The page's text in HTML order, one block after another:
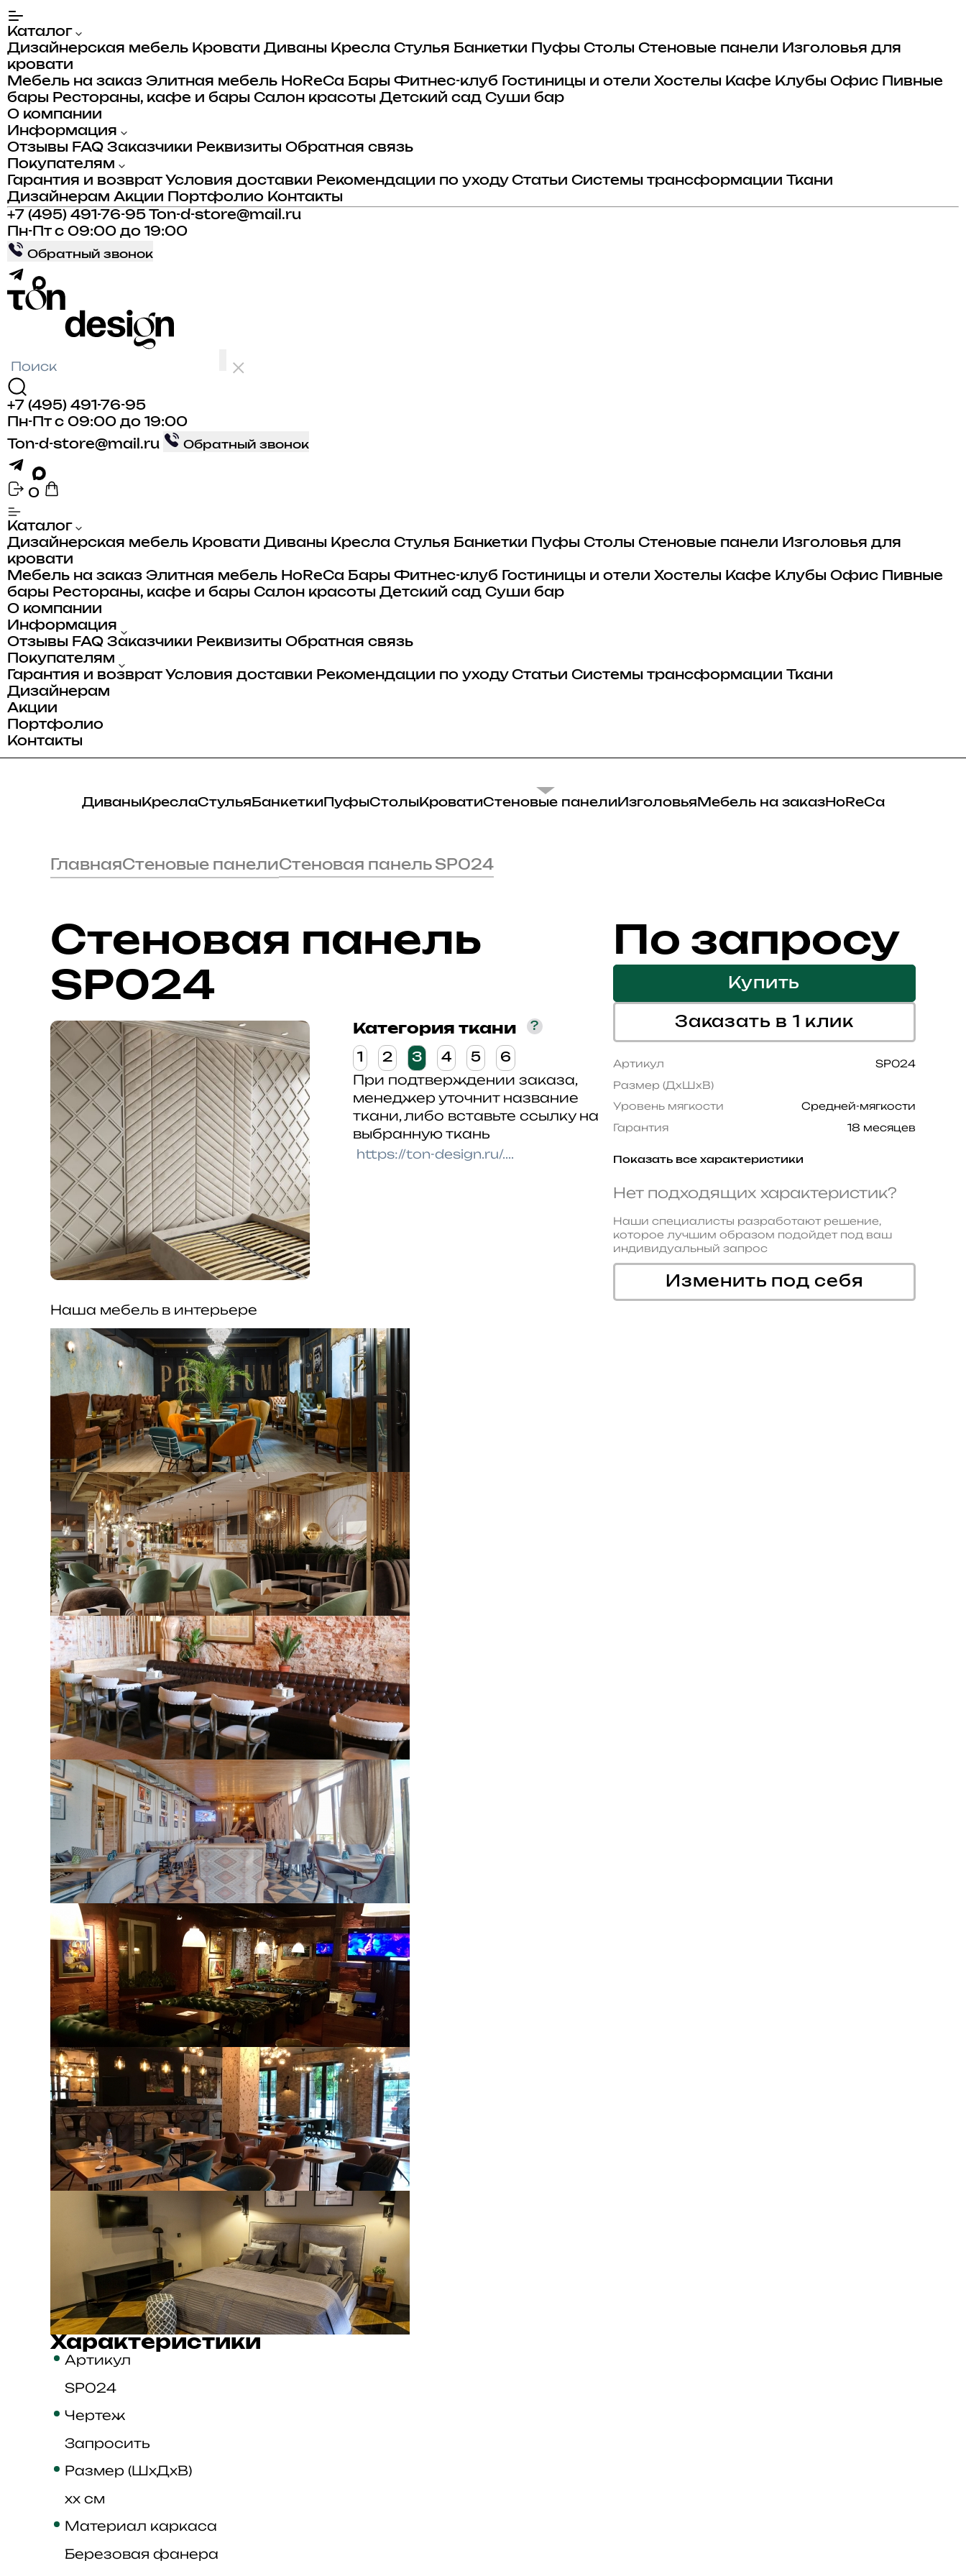
Каталог
Дизайнерская мебель Кровати Диваны Кресла Стулья Банкетки Пуфы Столы Стеновые панели Изголовья для
кровати
Мебель на заказ Элитная мебель HoReCa Бары Фитнес-клуб Гостиницы и отели Хостелы Кафе Клубы Офис
Пивные
бары Рестораны, кафе и бары Салон красоты Детский сад Суши бар
О компании
Информация
Отзывы FAQ Заказчики Реквизиты Обратная связь
Покупателям
Гарантия и возврат Условия доставки Рекомендации по уходу Статьи Системы трансформации
Ткани
Дизайнерам Акции Портфолио Контакты
+7 (495) 491-76-95
Ton-d-store@mail.ru
Пн-Пт с 09:00 до 19:00
Обратный звонок
+7 (495) 491-76-95
Пн-Пт с 09:00 до 19:00
Ton-d-store@mail.ru
Обратный звонок
0
Каталог
Дизайнерская мебель Кровати Диваны Кресла Стулья Банкетки Пуфы Столы Стеновые панели Изголовья для
кровати
Мебель на заказ Элитная мебель HoReCa Бары Фитнес-клуб Гостиницы и отели Хостелы Кафе Клубы Офис
Пивные
бары Рестораны, кафе и бары Салон красоты Детский сад Суши бар
О компании
Информация
Отзывы FAQ Заказчики Реквизиты Обратная связь
Покупателям
Гарантия и возврат Условия доставки Рекомендации по уходу Статьи Системы трансформации
Ткани
Дизайнерам
Акции
Портфолио
Контакты
ДиваныКреслаСтульяБанкеткиПуфыСтолыКроватиСтеновые панелиИзголовья Мебель на заказHoReCa
ГлавнаяСтеновые панелиСтеновая панель SP024
Стеновая панель
SP024
Категория ткани ?
1 2 3 4 5 6
При подтверждении заказа,
менеджер уточнит название
ткани, либо вставьте ссылку на
выбранную ткань
По запросу
Купить
Заказать в 1 клик
Артикул
SP024
Размер (ДхШхВ)
Уровень мягкости
Средней-мягкости
Гарантия
18 месяцев
Показать все характеристики
Нет подходящих характеристик?
Наши специалисты разработают решение,
которое лучшим образом подойдет под ваш
индивидуальный запрос
Изменить под себя
Наша мебель в интерьере
Характеристики
Артикул
SP024
Чертеж
Запросить
Размер (ШхДхВ)
xx см
Материал каркаса
Березовая фанера